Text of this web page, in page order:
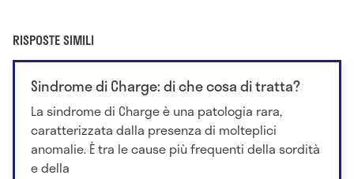
RISPOSTE SIMILI
Sindrome di Charge: di che cosa di tratta?
La sindrome di Charge è una patologia rara,
caratterizzata dalla presenza di molteplici
anomalie. È tra le cause più frequenti della sordità
e della